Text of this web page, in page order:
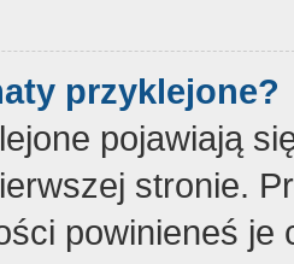
przyklejone?
pojawiają
stronie.
powinieneś je